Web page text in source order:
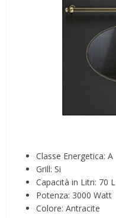
Classe Energetica: A
Grill: Si
Capacità in Litri: 70 L
Potenza: 3000 Watt
Colore: Antracite